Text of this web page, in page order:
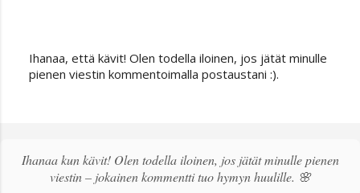
L
ä
k
Ihanaa, että kävit! Olen todella iloinen, jos jätät minulle
pienen viestin kommentoimalla postaustani :).
Ihanaa kun kävit! Olen todella iloinen, jos jätät minulle pienen
viestin – jokainen kommentti tuo hymyn huulille. 🌸